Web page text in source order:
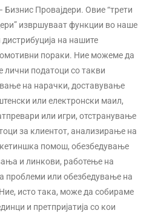
Бизнис Провајдери. Овие “трети
извршуваат функции во наше
на нашите
пораки. Ние можеме да
лични податоци со такви
на нарачки, доставување
или електронски маил,
или игри, отстранување
за клиентот, анализирање на
помош, обезбедување
и линкови, работење на
проблеми или обезбедување на
исто така, може да собираме
и претпријатија со кои